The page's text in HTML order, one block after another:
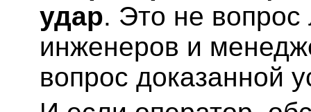
удар. Это не вопрос
инженеров и
вопрос доказанной